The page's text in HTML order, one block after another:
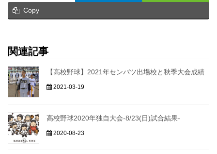
Copy
関連記事
【高校野球】2021年センバツ出場校と秋季大会成績
2021-03-19
高校野球2020年独自大会-8/23(日)試合結果-
2020-08-23